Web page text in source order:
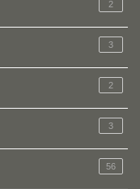
2
3
2
3
56